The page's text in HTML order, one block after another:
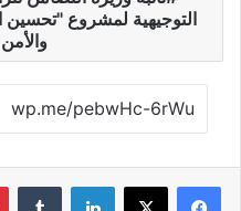
التوجيهية لمشروع "تحسين
فيسبوك لينكدإن